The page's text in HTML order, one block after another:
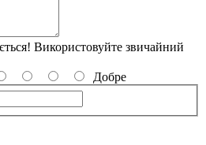
Використовуйте звичайний
Добре